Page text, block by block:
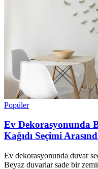
Popüler
Ev Dekorasyonunda
Kağıdı Seçimi
Ev dekorasyonunda duvar
Beyaz duvarlar sade bir